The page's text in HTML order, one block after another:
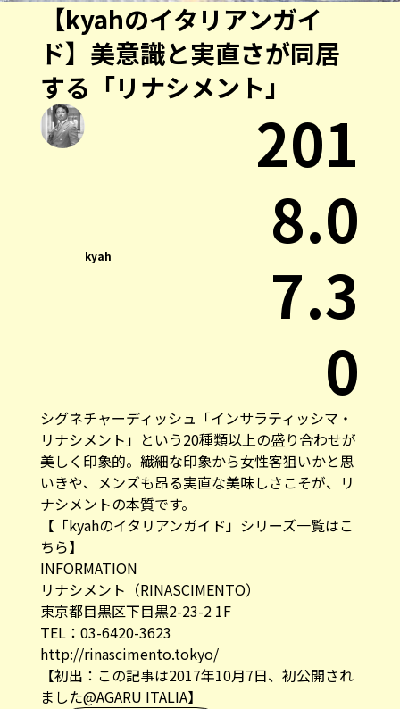
【kyahのイタリアンガイ
ド】美意識と実直さが同居
する「リナシメント」
kyah
201
8.0
7.3
0
シグネチャーディッシュ「インサラティッシマ・
リナシメント」という20種類以上の盛り合わせが
美しく印象的。繊細な印象から女性客狙いかと思
いきや、メンズも昂る実直な美味しさこそが、リ
ナシメントの本質です。
【「kyahのイタリアンガイド」シリーズ一覧はこ
ちら】
INFORMATION
リナシメント（RINASCIMENTO）
東京都目黒区下目黒2-23-2 1F
TEL：03-6420-3623
http://rinascimento.tokyo/
【初出：この記事は2017年10月7日、初公開され
ました@AGARU ITALIA】